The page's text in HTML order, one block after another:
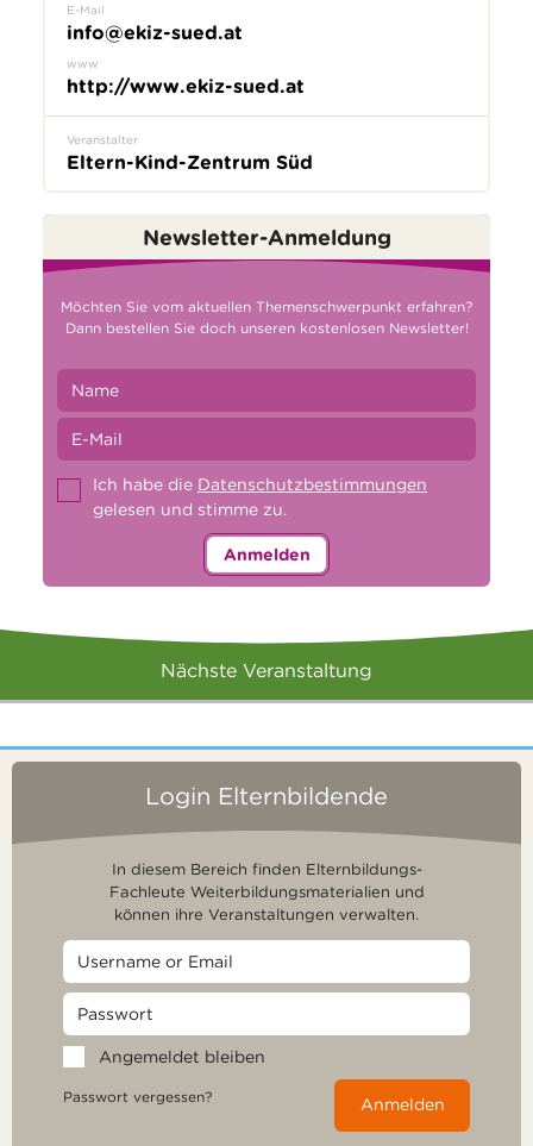
E-Mail
info@ekiz-sued.at
www
http://www.ekiz-sued.at
Veranstalter
Eltern-Kind-Zentrum Süd
Newsletter-Anmeldung
Möchten Sie vom aktuellen Themenschwerpunkt erfahren?
Dann bestellen Sie doch unseren kostenlosen Newsletter!
Ich habe die Datenschutzbestimmungen
gelesen und stimme zu.
Anmelden
Nächste Veranstaltung
Login Elternbildende
In diesem Bereich finden Elternbildungs-
Fachleute Weiterbildungsmaterialien und
können ihre Veranstaltungen verwalten.
Angemeldet bleiben
Passwort vergessen? Anmelden